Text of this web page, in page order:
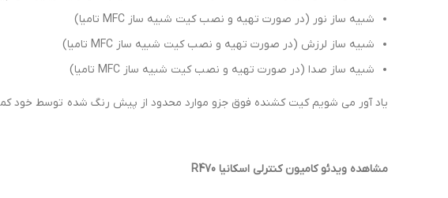
شبیه ساز نور (در صورت تهیه و نصب کیت شبیه ساز MFC تامیا)
شبیه ساز لرزش (در صورت تهیه و نصب کیت شبیه ساز MFC تامیا)
شبیه ساز صدا (در صورت تهیه و نصب کیت شبیه ساز MFC تامیا)
یاد آور می شویم کیت کشنده فوق جزو موارد محدود از پیش رنگ شده توسط خود
مشاهده ویدئو کامیون کنترلی اسکانیا R470